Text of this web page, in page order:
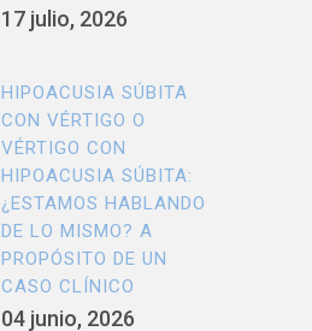
17 julio, 2026
HIPOACUSIA SÚBITA
CON VÉRTIGO O
VÉRTIGO CON
HIPOACUSIA SÚBITA:
¿ESTAMOS HABLANDO
DE LO MISMO? A
PROPÓSITO DE UN
CASO CLÍNICO
04 junio, 2026